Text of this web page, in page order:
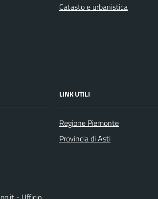
Catasto e urbanistica
LINK UTILI
Regione Piemonte
Provincia di Asti